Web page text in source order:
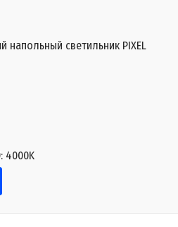
напольный светильник PIXEL
4000K